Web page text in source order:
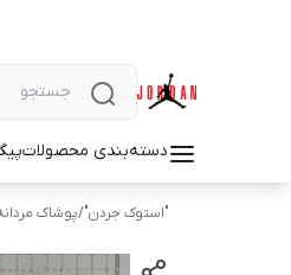
دسته‌بندی محصولات
"استوک جردن"/پوشاک